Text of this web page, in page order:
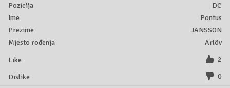
DC
Pontus
JANSSON
Arlöv
2
0